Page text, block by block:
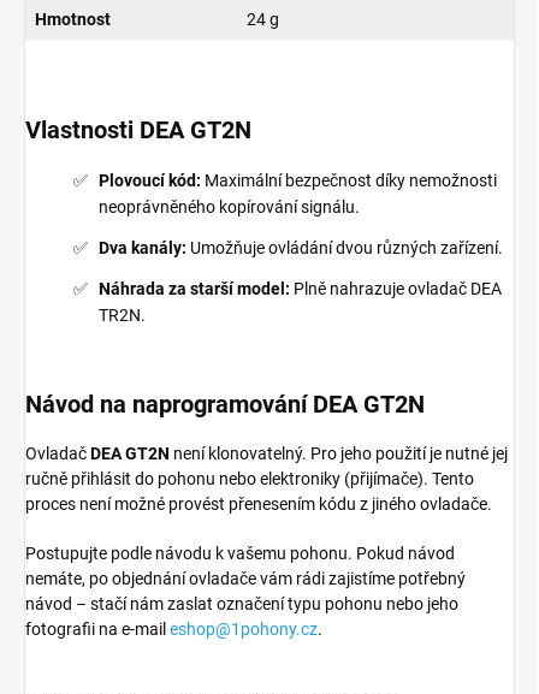
Hmotnost 24 g
Vlastnosti DEA GT2N
Plovoucí kód: Maximální bezpečnost díky nemožnosti
neoprávněného kopírování signálu.
Dva kanály: Umožňuje ovládání dvou různých zařízení.
Náhrada za starší model: Plně nahrazuje ovladač DEA
TR2N.
Návod na naprogramování DEA GT2N
OvladačDEA GT2N není klonovatelný. Pro jeho použití je nutné jej
ručně přihlásit do pohonu nebo elektroniky (přijímače). Tento
proces není možné provést přenesením kódu z jiného ovladače.
Postupujte podle návodu k vašemu pohonu. Pokud návod
nemáte, po objednání ovladače vám rádi zajistíme potřebný
návod – stačí nám zaslat označení typu pohonu nebo jeho
fotografii na e-mail eshop@1pohony.cz.